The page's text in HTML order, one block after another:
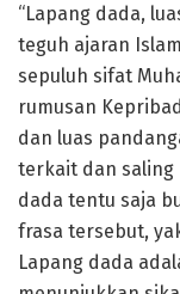
“Lapang dada,
teguh ajaran
sepuluh sifat
rumusan
dan luas
terkait dan saling
dada tentu saja
frasa tersebut,
Lapang dada